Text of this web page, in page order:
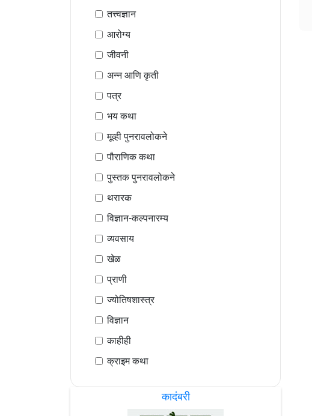
तत्त्वज्ञान
आरोग्य
जीवनी
अन्न आणि कृती
पत्र
भय कथा
मूव्ही पुनरावलोकने
पौराणिक कथा
पुस्तक पुनरावलोकने
थरारक
विज्ञान-कल्पनारम्य
व्यवसाय
खेळ
प्राणी
ज्योतिषशास्त्र
विज्ञान
काहीही
क्राइम कथा
कादंबरी